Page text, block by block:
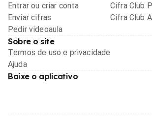
Entrar ou criar conta
Enviar cifras
Pedir videoaula
Cifra Club
Cifra Club
Sobre o site
Termos de uso e privacidade
Ajuda
Baixe o aplicativo